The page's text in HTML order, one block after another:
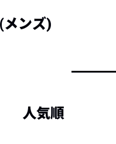
コーディネート
メンズ)
人気順